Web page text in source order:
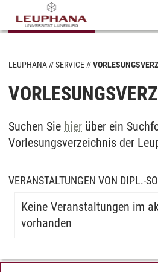
LEUPHANA SERVICE
Suchen Sie hier über ein
Vorlesungsverzeichnis der
VERANSTALTUNGEN VON DIPL.-
Keine Veranstaltungen im
vorhanden